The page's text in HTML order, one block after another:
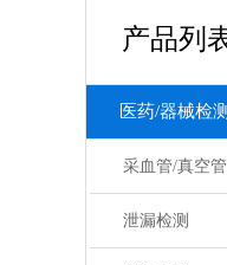
产品列
医药/器械检
采血管/真空管
泄漏检测